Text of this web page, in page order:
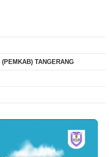
TANGERANG